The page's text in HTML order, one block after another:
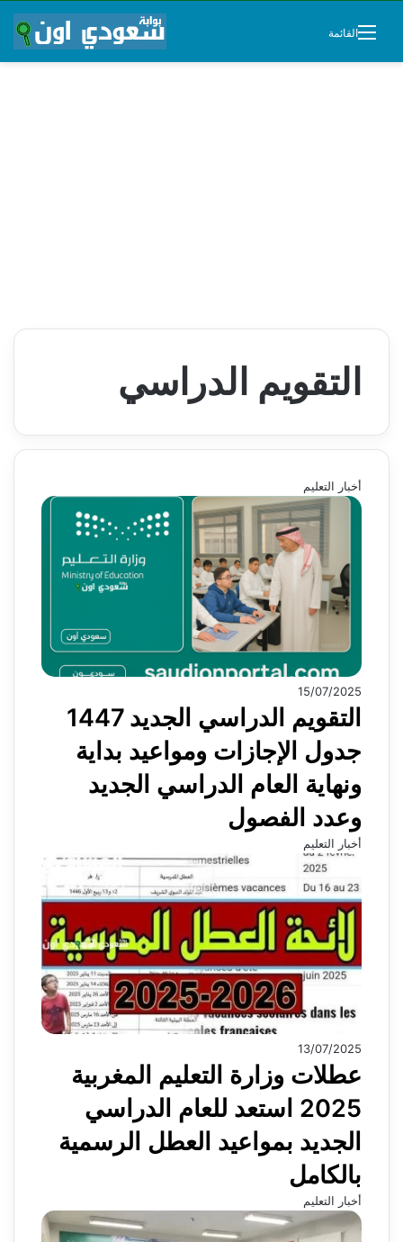
القائمة
التقويم الدراسي
أخبار التعليم
15/07/2025
التقويم الدراسي الجديد 1447
جدول الإجازات ومواعيد بداية
ونهاية العام الدراسي الجديد
وعدد الفصول
أخبار التعليم
13/07/2025
عطلات وزارة التعليم المغربية
2025 استعد للعام الدراسي
الجديد بمواعيد العطل الرسمية
بالكامل
أخبار التعليم